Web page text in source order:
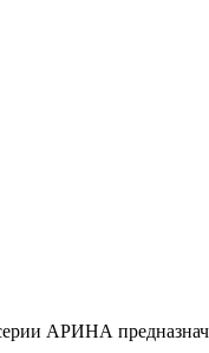
АРИНА